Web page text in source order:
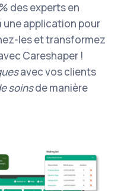
des experts en
application pour
les et transformez
Careshaper !
avec vos clients
soinsde manière